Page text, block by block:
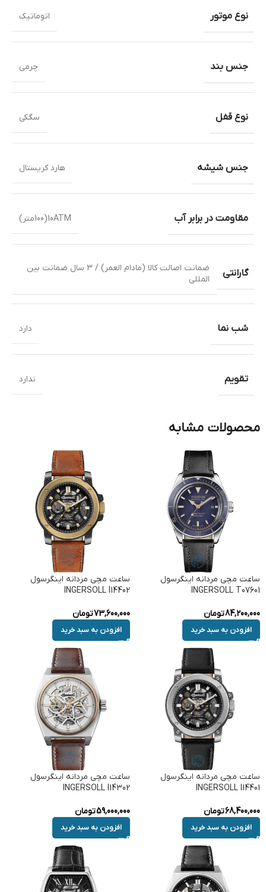
نوع موتور اتوماتیک
جنس بند چرمی
نوع قفل سگکی
جنس شیشه هارد کریستال
مقاومت در برابر آب 10ATM(100متر)
گارانتی
ضمانت اصالت کالا (مادام العمر) / 3 سال ضمانت بین
المللی
شب نما دارد
تقویم ندارد
محصولات مشابه
ساعت مچی مردانه اینگرسول
INGERSOLL T07601
84,200,000تومان
افزودن به سبد خرید
ساعت مچی مردانه اینگرسول
INGERSOLL I14402
73,600,000تومان
افزودن به سبد خرید
ساعت مچی مردانه اینگرسول
INGERSOLL I14401
68,400,000تومان
افزودن به سبد خرید
ساعت مچی مردانه اینگرسول
INGERSOLL I14302
59,000,000تومان
افزودن به سبد خرید